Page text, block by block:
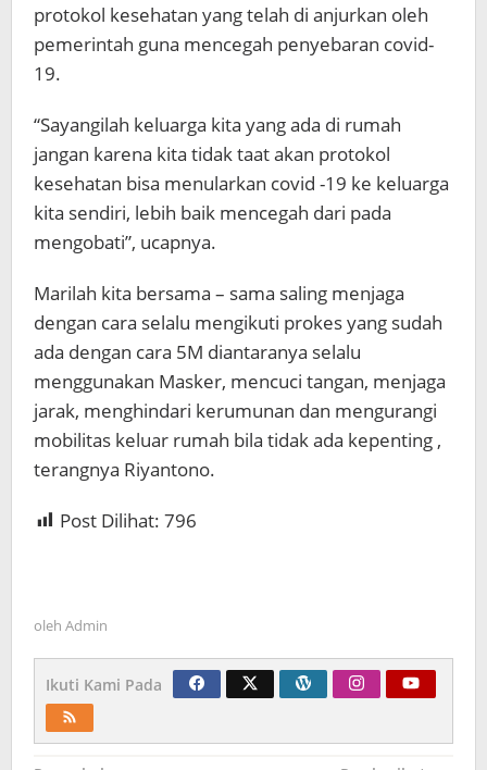
protokol kesehatan yang telah di anjurkan oleh
pemerintah guna mencegah penyebaran covid-
19.
“Sayangilah keluarga kita yang ada di rumah
jangan karena kita tidak taat akan protokol
kesehatan bisa menularkan covid -19 ke keluarga
kita sendiri, lebih baik mencegah dari pada
mengobati”, ucapnya.
Marilah kita bersama – sama saling menjaga
dengan cara selalu mengikuti prokes yang sudah
ada dengan cara 5M diantaranya selalu
menggunakan Masker, mencuci tangan, menjaga
jarak, menghindari kerumunan dan mengurangi
mobilitas keluar rumah bila tidak ada kepenting ,
terangnya Riyantono.
Post Dilihat: 796
oleh Admin
Ikuti Kami Pada